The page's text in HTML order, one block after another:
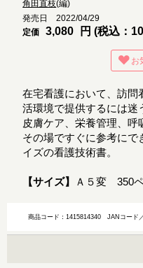
角田直枝(編)
発売日 2022/04/29
定価
3,080 円 (税込：
お
在宅看護において、訪問
活環境で提供するには迷
皮膚ケア、栄養管理、呼
その場ですぐに参考にで
イズの看護技術書。
【サイズ】 Ａ５変 350
商品コード：1415814340JANコード